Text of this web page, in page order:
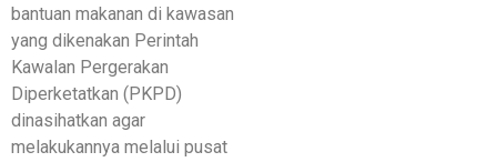
bantuan makanan di kawasan
yang dikenakan Perintah
Kawalan Pergerakan
Diperketatkan (PKPD)
dinasihatkan agar
melakukannya melalui pusat